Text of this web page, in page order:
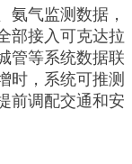
氨气监测数据，
部接入可克达拉
管等系统数据联
时，系统可推测
前调配交通和安